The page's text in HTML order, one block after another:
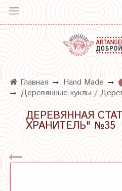
Главная Hand Made
Деревянные куклы /
ДЕРЕВЯННАЯ
ХРАНИТЕЛЬ" №35